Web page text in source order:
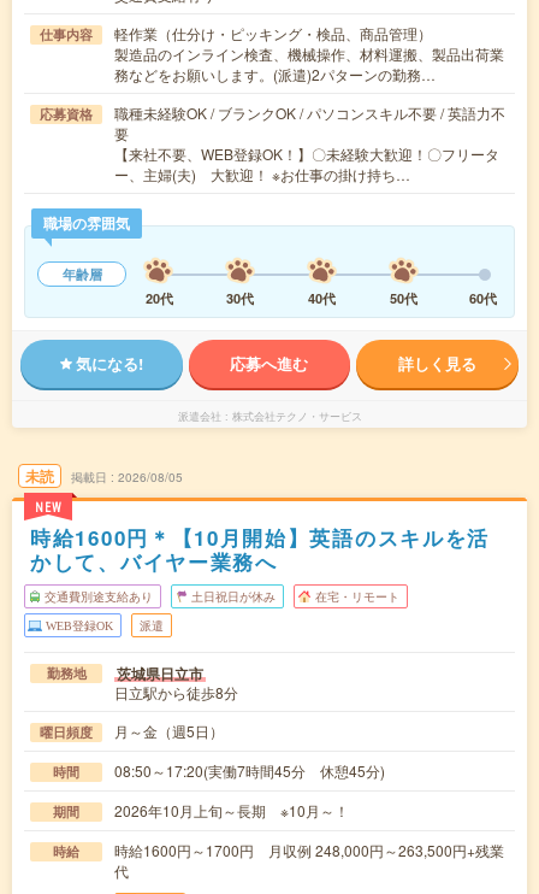
仕事内容
軽作業（仕分け・ピッキング・検品、商品管理）
製造品のインライン検査、機械操作、材料運搬、製品出荷業
務などをお願いします。(派遣)2パターンの勤務…
応募資格
職種未経験OK / ブランクOK / パソコンスキル不要 / 英語力不
要
【来社不要、WEB登録OK！】〇未経験大歓迎！〇フリータ
ー、主婦(夫) 大歓迎！ ※お仕事の掛け持ち…
職場の雰囲気
年齢層
20代
30代 40代 50代 60代
気になる! 応募へ進む 詳しく見る
派遣会社 株式会社テクノ・サービス
未読
NEW
掲載日 2026/08/05
時給1600円＊【10月開始】英語のスキルを活
かして、バイヤー業務へ
交通費別途支給あり 土日祝日が休み 在宅・リモート
WEB登録OK 派遣
勤務地 茨城県日立市
日立駅から徒歩8分
曜日頻度 月～金（週5日）
時間 08:50～17:20(実働7時間45分 休憩45分)
期間 2026年10月上旬～長期 ※10月～！
時給
時給1600円～1700円 月収例 248,000円～263,500円+残業
代